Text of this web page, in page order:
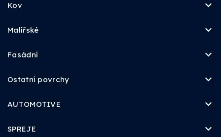
Kov
Malířské
Fasádní
Ostatní povrchy
AUTOMOTIVE
SPREJE